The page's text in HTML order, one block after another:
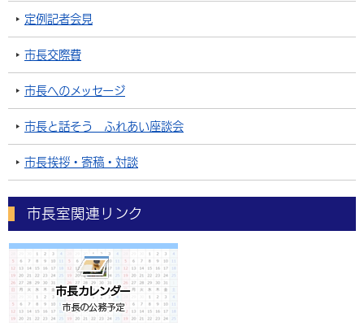
定例記者会見
市長交際費
市長へのメッセージ
市長と話そう ふれあい座談会
市長挨拶・寄稿・対談
市長室関連リンク